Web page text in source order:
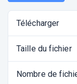
Télécharger
Taille du fichier
Nombre de